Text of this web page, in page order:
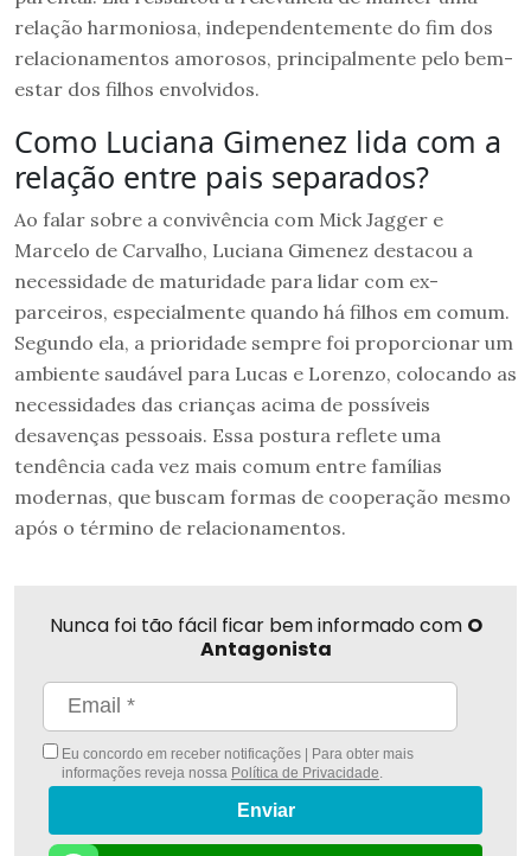
relação harmoniosa, independentemente do fim dos
relacionamentos amorosos, principalmente pelo bem-
estar dos filhos envolvidos.
Como Luciana Gimenez lida com a
relação entre pais separados?
Ao falar sobre a convivência com Mick Jagger e
Marcelo de Carvalho, Luciana Gimenez destacou a
necessidade de maturidade para lidar com ex-
parceiros, especialmente quando há filhos em comum.
Segundo ela, a prioridade sempre foi proporcionar um
ambiente saudável para Lucas e Lorenzo, colocando as
necessidades das crianças acima de possíveis
desavenças pessoais. Essa postura reflete uma
tendência cada vez mais comum entre famílias
modernas, que buscam formas de cooperação mesmo
após o término de relacionamentos.
Nunca foi tão fácil ficar bem informado com O
Antagonista
Eu concordo em receber notificações | Para obter mais
informações reveja nossa Política de Privacidade
Enviar